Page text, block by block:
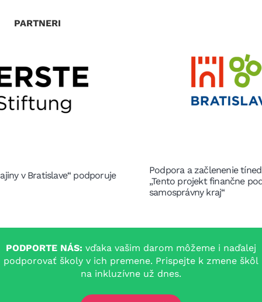
PARTNERI
Podpora a začlenenie tínedžerov z Ukrajiny v Bratislave
„Tento projekt finančne podporil Bratislavský
PODPORTE NÁS: vďaka vašim darom môžeme i naďalej
podporovať školy v ich premene. Prispejte k zmene škôl
na inkluzívne už dnes.